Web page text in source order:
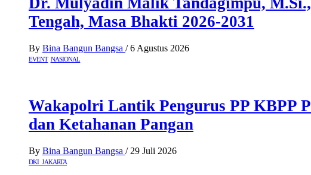
Tengah, Masa Bhakti 2026-2031
By Bina Bangun Bangsa / 6 Agustus 2026
EVENT NASIONAL
Wakapolri Lantik Pengurus PP KBPP
dan Ketahanan Pangan
By Bina Bangun Bangsa / 29 Juli 2026
DKI JAKARTA